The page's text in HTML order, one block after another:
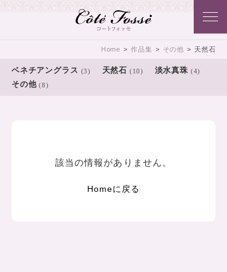
Home > 作品集 > その他 > 天然石
ベネチアングラス (3) 天然石 (10) 淡水真珠 (4)
その他(8)
該当の情報がありません。
Homeに戻る